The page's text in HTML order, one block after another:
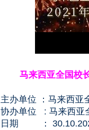
马来西亚全国校
主办单位 ： 马来西亚
协办单位 : 马来西亚
日期
：